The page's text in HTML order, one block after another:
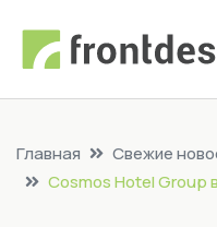
Главная
Свежие
Cosmos Hotel Group